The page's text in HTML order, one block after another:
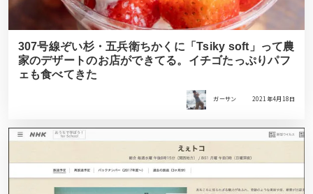
307号線ぞい杉・五兵衛ちかくに「Tsiky soft」って農
家のデザートのお店ができてる。イチゴたっぷりパフ
ェも食べてきた
ガーサン 2021年4月18日